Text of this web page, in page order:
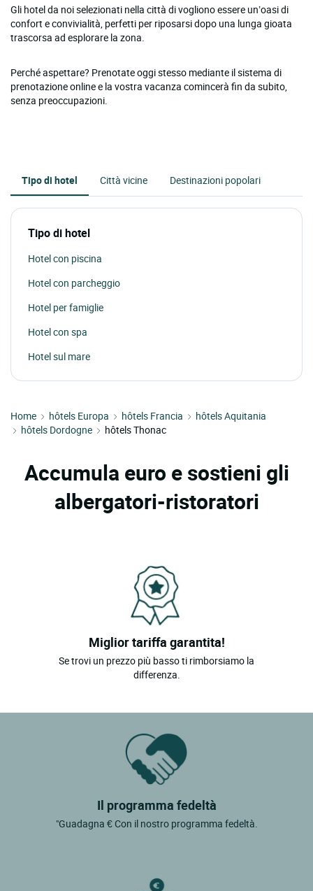
Gli hotel da noi selezionati nella città di vogliono essere un’oasi di
confort e convivialità, perfetti per riposarsi dopo una lunga gioata
trascorsa ad esplorare la zona.
Perché aspettare? Prenotate oggi stesso mediante il sistema di
prenotazione online e la vostra vacanza comincerà fin da subito,
senza preoccupazioni.
Tipo di hotel Città vicine Destinazioni popolari
Tipo di hotel
Hotel con piscina
Hotel con parcheggio
Hotel per famiglie
Hotel con spa
Hotel sul mare
Home hôtels Europa hôtels Francia
hôtels Aquitania
hôtels Dordogne
hôtels Thonac
Accumula euro e sostieni gli
albergatori-ristoratori
Miglior tariffa garantita!
Se trovi un prezzo più basso ti rimborsiamo la
differenza.
Il programma fedeltà
"Guadagna € Con il nostro programma fedeltà.